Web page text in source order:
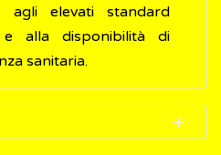
agli elevati standard
alla disponibilità di
sanitaria.